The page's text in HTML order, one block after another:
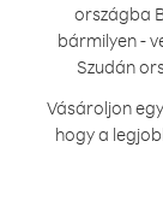
országba
bármilyen -
Szudán
Vásároljon
hogy a